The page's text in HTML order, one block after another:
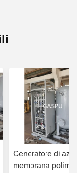
Generatore di
membrana